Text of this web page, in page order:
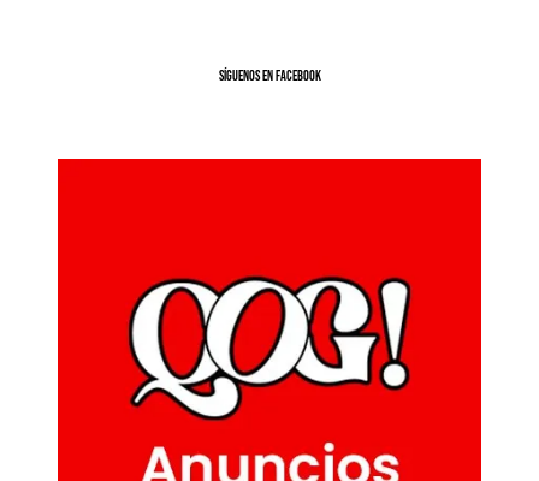
SíGUENOS EN FACEBOOK